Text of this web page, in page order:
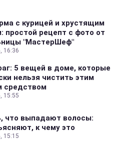
с курицей и хрустящим
простой рецепт с фото от
"МастерШеф"
16:36
5 вещей в доме, которые
нельзя чистить этим
средством
15:55
что выпадают волосы:
к чему это
15:15